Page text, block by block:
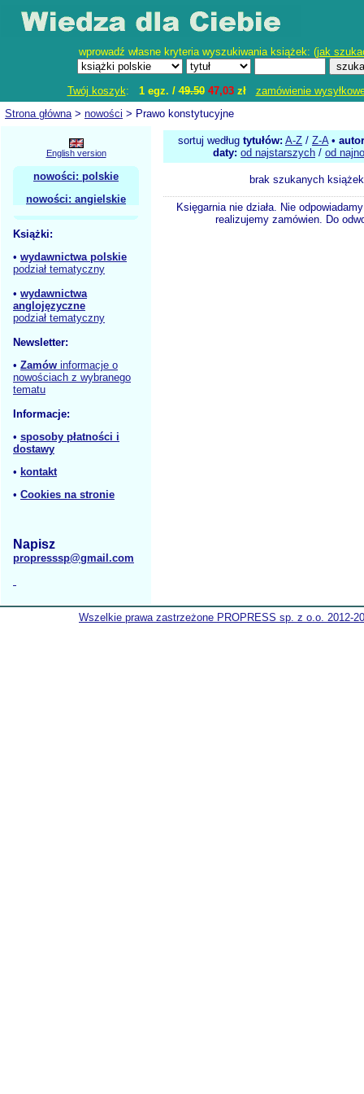
wprowadź własne kryteria wyszukiwania książek: (jak
Twój koszyk: 1 egz. /49.50 47,03zł
zamówienie
Strona główna> nowości > Prawo konstytucyjne
English version
nowości: polskie
nowości: angielskie
Książki:
• wydawnictwa polskie
podział tematyczny
• wydawnictwa
anglojęzyczne
podział tematyczny
Newsletter:
• Zamów informacje o
nowościach z wybranego
tematu
Informacje:
• sposoby płatności i
dostawy
• kontakt
• Cookies na stronie
Napisz
propresssp@gmail.com
sortuj według tytułów: A-Z / Z-A•
daty: od najstarszych / od
brak szukanych książek
Księgarnia nie działa. Nie
realizujemy zamówien. Do
Wszelkie prawa zastrzeżone PROPRESS sp. z o.o. 2012-